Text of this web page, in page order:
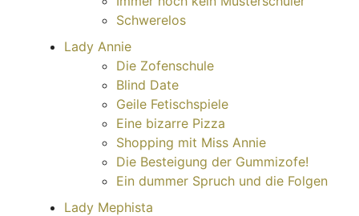
Schwerelos
Lady Annie
Die Zofenschule
Blind Date
Geile Fetischspiele
Eine bizarre Pizza
Shopping mit Miss Annie
Die Besteigung der Gummizofe!
Ein dummer Spruch und die Folgen
Lady Mephista